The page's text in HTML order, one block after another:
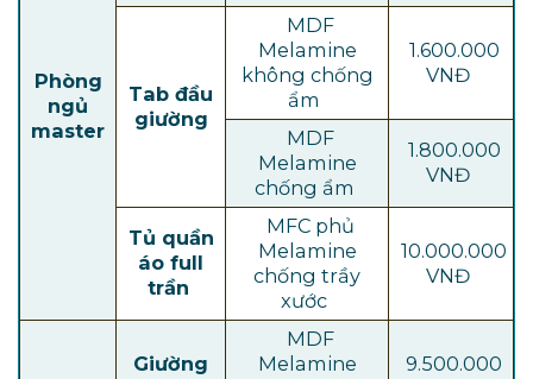
Phòng
ngủ
master
Tab đầu
giường
MDF
Melamine
không chống
ẩm
1.600.000
VNĐ
MDF
Melamine
chống ẩm
1.800.000
VNĐ
Tủ quần
áo full
trần
MFC phủ
Melamine
chống trầy
xước
10.000.000
VNĐ
Giường
MDF
Melamine
9.500.000